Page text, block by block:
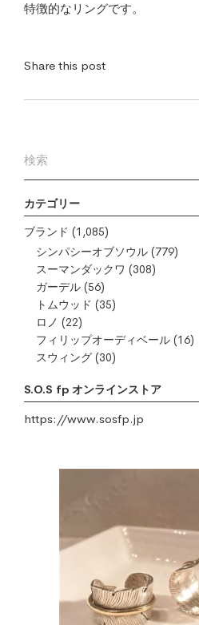
カテゴリー
ブランド (1,085)
シンパシーオブソウル (779)
スーマンダックワ (308)
ガーデル (56)
トムウッド (35)
ロノ (22)
フィリップオーディベール (16)
スウィング (30)
S.O.S fp オンラインストア
https://www.sosfp.jp
特徴的なリングです。
Share this post